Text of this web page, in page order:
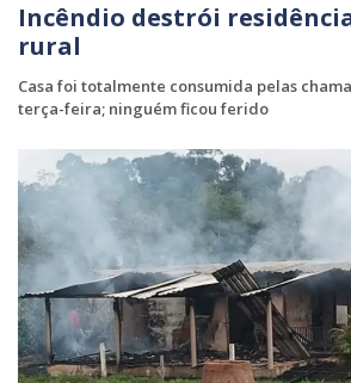
Incêndio destrói
rural
Casa foi totalmente consumida pelas
terça-feira; ninguém ficou ferido